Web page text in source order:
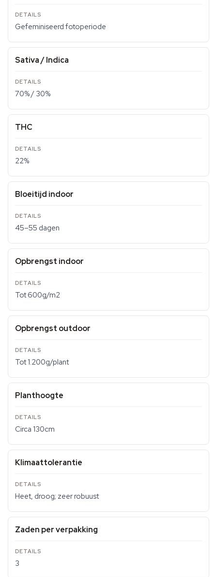
Gefeminiseerd fotoperiode
Sativa / Indica
70% / 30%
THC
22%
Bloeitijd indoor
45–55 dagen
Opbrengst indoor
Tot 600g/m2
Opbrengst outdoor
Tot 1.200g/plant
Planthoogte
Circa 130cm
Klimaattolerantie
Heet, droog; zeer robuust
Zaden per verpakking
3